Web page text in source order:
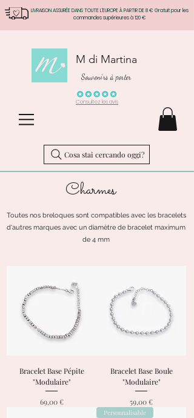
LIVRAISON ASSURÉE DANS TOUTE L'EUROPE À PARTIR DE 8 € Gratuit pour les
commandes supérieures à 120 €
M di Martina
Souvenirs à porter
Consultez les avis
Cosa stai cercando oggi?
Charmes
Toutes nos breloques sont compatibles avec les bracelets
d'autres marques avec un diamètre de bracelet maximum
de 4 mm
Bracelet Base Pépite
"Modulaire"
Prix
69,00 €
Bracelet Base Boule
"Modulaire"
Prix
59,00 €
Personnalisable